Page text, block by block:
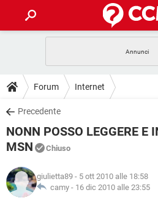
INTRATTENIMENTO
iOS
INSTAGRAM
TIKTOK
HARDWARE
GUIDE
COVID-19
iOS
TIKTOK
DOWNLOAD
COVID-19
INTRATTENIMENTO
iOS
INSTAGRAM
FORUM
INTRATTENIMENTO
GLOSSARIO
COVID-19
Forum Internet
Precedente
NONN POSSO LEGGERE E
MSN
Chiuso
giulietta89 - 5 ott 2010 alle 18:58
camy - 16 dic 2010 alle 23:55